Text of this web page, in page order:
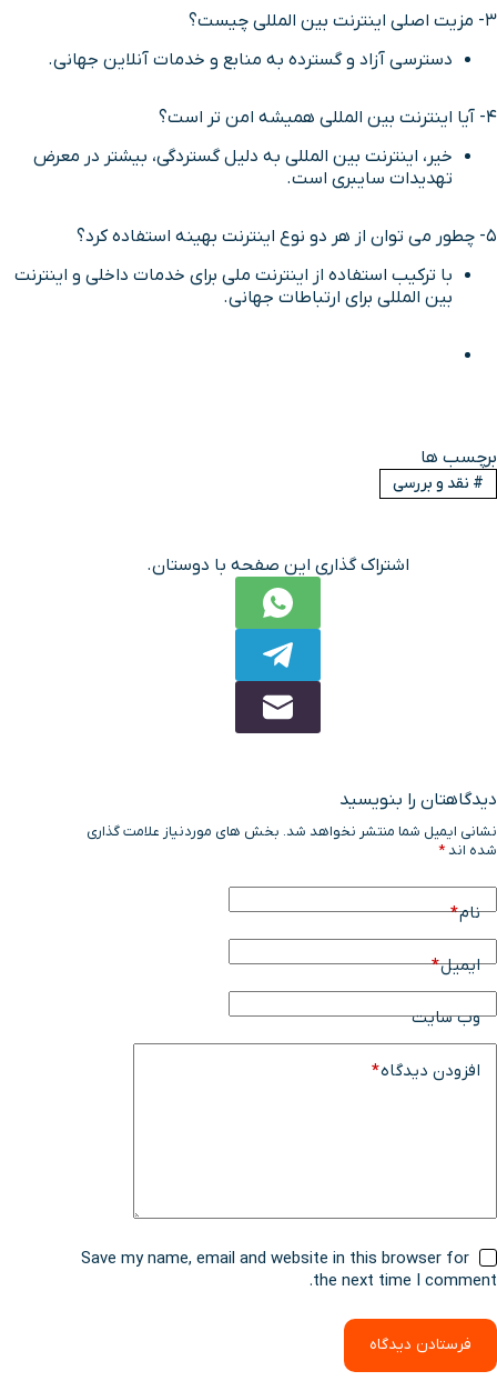
3- مزیت اصلی اینترنت بین المللی چیست؟
دسترسی آزاد و گسترده به منابع و خدمات آنلاین جهانی.
4- آیا اینترنت بین المللی همیشه امن تر است؟
خیر، اینترنت بین المللی به دلیل گستردگی، بیشتر در معرض
تهدیدات سایبری است.
5- چطور می توان از هر دو نوع اینترنت بهینه استفاده کرد؟
با ترکیب استفاده از اینترنت ملی برای خدمات داخلی و اینترنت
بین المللی برای ارتباطات جهانی.
برچسب ها
# نقد و بررسی
اشتراک گذاری این صفحه با دوستان.
دیدگاهتان را بنویسید
نشانی ایمیل شما منتشر نخواهد شد. بخش های موردنیاز علامت گذاری
شده اند*
نام*
ایمیل*
وب سایت
افزودن دیدگاه*
Save my name, email and website in this browser for
the next time I comment.
فرستادن دیدگاه